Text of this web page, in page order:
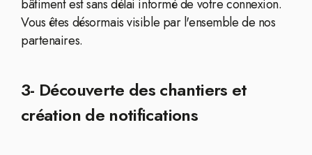
bâtiment est sans délai informé de votre connexion.
Vous êtes désormais visible par l'ensemble de nos
partenaires.
3- Découverte des chantiers et
création de notifications